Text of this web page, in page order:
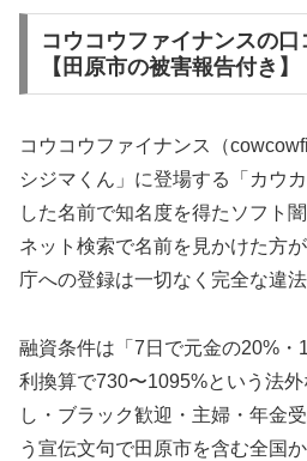
コウコウファイナンスの
【田原市の被害報告付き】
コウコウファイナンス（
シジマくん」に登場する「カウ
した名前で知名度を得たソフト
ネット検索で名前を見かけた方
庁への登録は一切なく完全な違法
融資条件は「7日で元金の20%・
利換算で730〜1095%という法
し・ブラック歓迎・主婦・年金
う宣伝文句で田原市を含む全国